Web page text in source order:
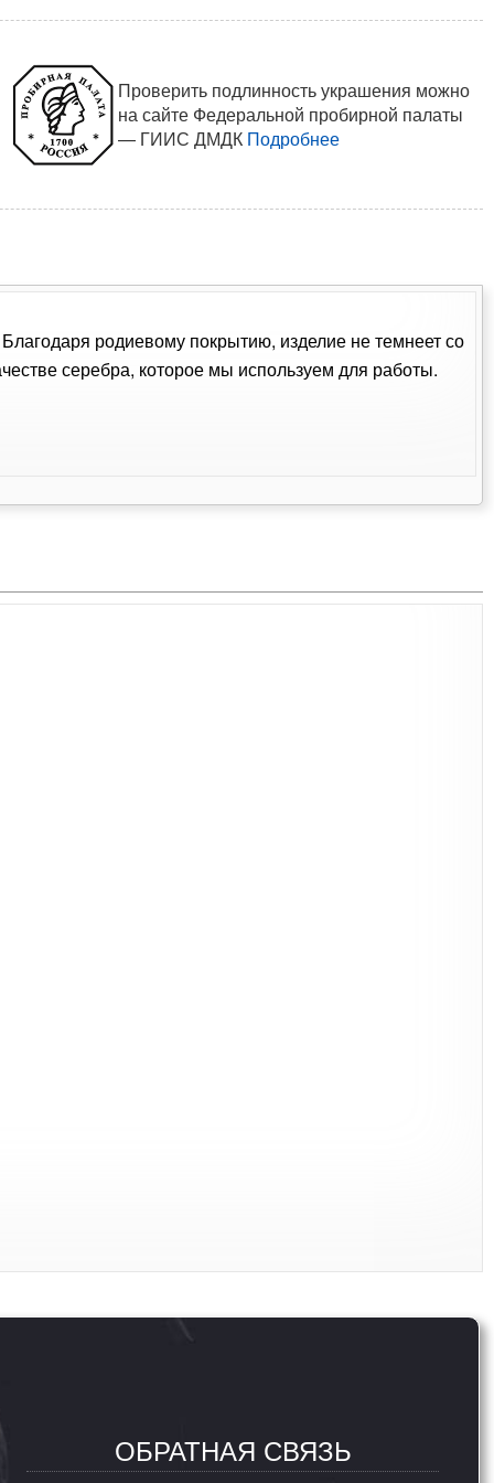
Проверить подлинность украшения можно
на сайте Федеральной пробирной палаты
— ГИИС ДМДК Подробнее
родиевому покрытию, изделие не темнеет со
серебра, которое мы используем для работы.
ОБРАТНАЯ СВЯЗЬ